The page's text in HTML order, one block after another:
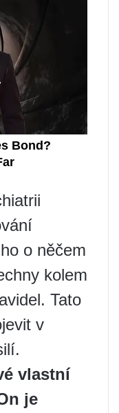
o něčem
kolem
Tato
v
vlastní
je